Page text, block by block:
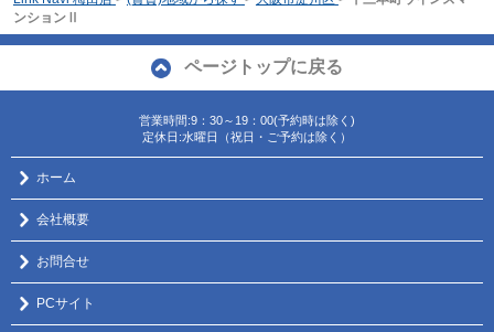
ンションⅡ
ページトップに戻る
営業時間:9：30～19：00(予約時は除く)
定休日:水曜日（祝日・ご予約は除く）
ホーム
会社概要
お問合せ
PCサイト